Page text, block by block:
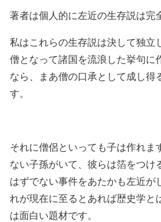
著者は個人的に左近の生存説は完
私はこれらの生存説は決して独立
僧となって諸国を流浪した挙句に
なら、まあ僧の口承として成し得
す。
それに僧侶といっても子は作れま
ない子孫がいて、彼らは箔をつけ
はずでない事件をあたかも左近が
れが現在に至るとあれば歴史学と
は面白い題材です。